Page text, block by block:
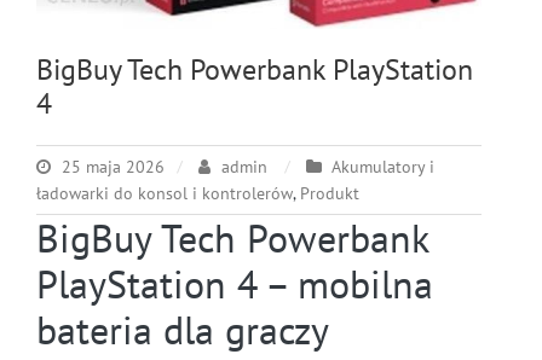
BigBuy Tech Powerbank PlayStation
4
25 maja 2026 admin
Akumulatory i
ładowarki do konsol i kontrolerów, Produkt
BigBuy Tech Powerbank
PlayStation 4 – mobilna
bateria dla graczy